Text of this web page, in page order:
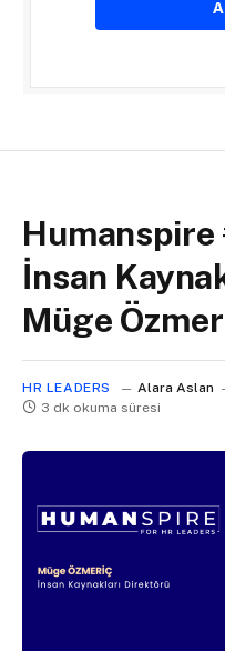
Humanspire
İnsan
Müge
HR LEADERS Alara Aslan
3 dk okuma süresi